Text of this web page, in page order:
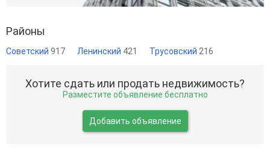
Районы
Советский 917 Ленинский 421 Трусовский 216
Хотите сдать или продать недвижимость?
Разместите объявление бесплатно
Добавить объявление